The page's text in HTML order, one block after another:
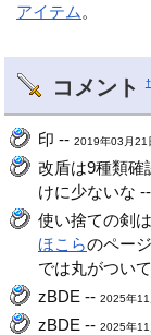
アイテム 。
コメント †
印 --2019年03月21
改盾は9種類確
けに少ないな
使い捨ての剣
ほこらのペー
では丸がつい
zBDE --2025年
zBDE --2025年